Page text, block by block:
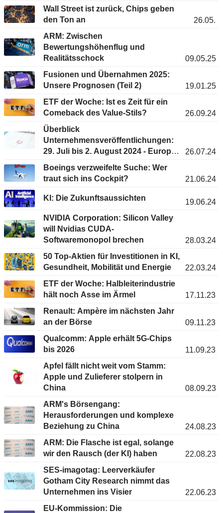
Wall Street ist zurück, Chips geben
den Ton an
26.05.
ARM: Zwischen
Bewertungshöhenflug und
Realitätsschock
09.05.25
Fusionen und Übernahmen 2025:
Unsere Prognosen (Teil 2)
19.01.25
ETF der Woche: Ist es Zeit für ein
Comeback des Value-Stils?
26.09.24
Überblick
Unternehmensveröffentlichungen:
29. Juli bis 2. August 2024 - Europa
26.07.24
Boeings verzweifelte Suche: Wer
traut sich ins Cockpit?
21.06.24
KI: Die Zukunftsaussichten
19.06.24
NVIDIA Corporation: Silicon Valley
will Nvidias CUDA-
Softwaremonopol brechen
28.03.24
50 Top-Aktien für Investitionen in KI,
Gesundheit, Mobilität und Energie
22.03.24
ETF der Woche: Halbleiterindustrie
hält noch Asse im Ärmel
17.11.23
Renault: Ampère im nächsten Jahr
an der Börse
09.11.23
Qualcomm: Apple erhält 5G-Chips
bis 2026
11.09.23
Apfel fällt nicht weit vom Stamm:
Apple und Zulieferer stolpern in
China
08.09.23
ARM's Börsengang:
Herausforderungen und komplexe
Beziehung zu China
24.08.23
ARM: Die Flasche ist egal, solange
wir den Rausch (der KI) haben
22.08.23
SES-imagotag: Leerverkäufer
Gotham City Research nimmt das
Unternehmen ins Visier
22.06.23
EU-Kommission: Die